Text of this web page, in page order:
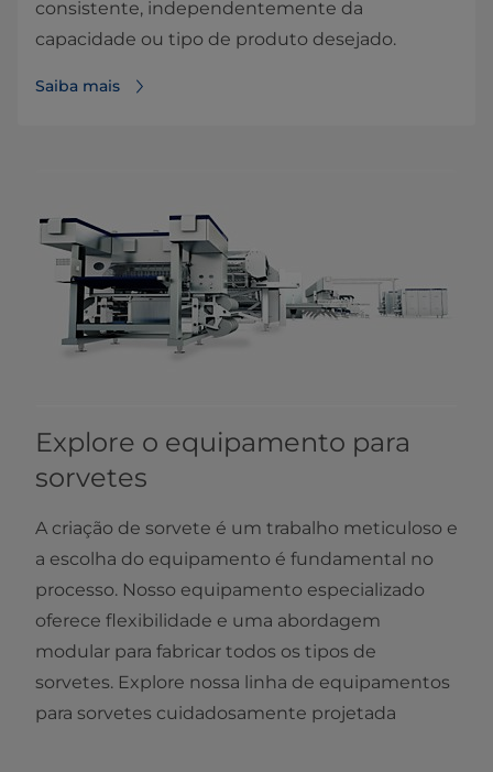
consistente, independentemente da
capacidade ou tipo de produto desejado.
Saiba mais
Explore o equipamento para
sorvetes
A criação de sorvete é um trabalho meticuloso e
a escolha do equipamento é fundamental no
processo. Nosso equipamento especializado
oferece flexibilidade e uma abordagem
modular para fabricar todos os tipos de
sorvetes. Explore nossa linha de equipamentos
para sorvetes cuidadosamente projetada